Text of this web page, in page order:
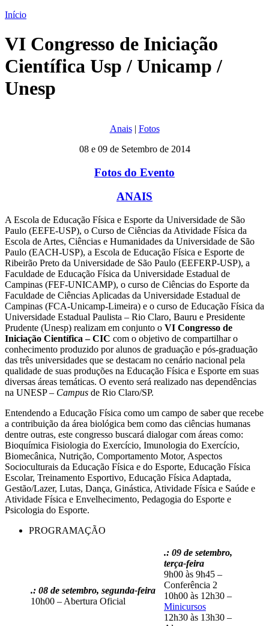
Início
VI Congresso de Iniciação
Científica Usp / Unicamp /
Unesp
Anais| Fotos
08 e 09 de Setembro de 2014
Fotos do Evento
ANAIS
A Escola de Educação Física e Esporte da Universidade de São
Paulo (EEFE-USP), o Curso de Ciências da Atividade Física da
Escola de Artes, Ciências e Humanidades da Universidade de São
Paulo (EACH-USP), a Escola de Educação Física e Esporte de
Ribeirão Preto da Universidade de São Paulo (EEFERP-USP), a
Faculdade de Educação Física da Universidade Estadual de
Campinas (FEF-UNICAMP), o curso de Ciências do Esporte da
Faculdade de Ciências Aplicadas da Universidade Estadual de
Campinas (FCA-Unicamp-Limeira) e o curso de Educação Física da
Universidade Estadual Paulista – Rio Claro, Bauru e Presidente
Prudente (Unesp) realizam em conjunto o VI Congresso de
Iniciação Científica – CIC com o objetivo de compartilhar o
conhecimento produzido por alunos de graduação e pós-graduação
das três universidades que se destacam no cenário nacional pela
qualidade de suas produções na Educação Física e Esporte em suas
diversas áreas temáticas. O evento será realizado nas dependências
na UNESP – Campus de Rio Claro/SP.
Entendendo a Educação Física como um campo de saber que recebe
a contribuição da área biológica bem como das ciências humanas
dentre outras, este congresso buscará dialogar com áreas como:
Bioquímica Fisiologia do Exercício, Imunologia do Exercício,
Biomecânica, Nutrição, Comportamento Motor, Aspectos
Socioculturais da Educação Física e do Esporte, Educação Física
Escolar, Treinamento Esportivo, Educação Física Adaptada,
Gestão/Lazer, Lutas, Dança, Ginástica, Atividade Física e Saúde e
Atividade Física e Envelhecimento, Pedagogia do Esporte e
Psicologia do Esporte.
PROGRAMAÇÃO
.: 08 de setembro, segunda-feira
10h00 – Abertura Oficial
.: 09 de setembro,
terça-feira
9h00 às 9h45 –
Conferência 2
10h00 às 12h30 –
Minicursos
12h30 às 13h30 –